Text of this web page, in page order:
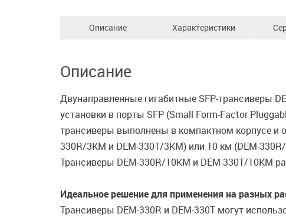
Описание Характеристики
Описание
Двунаправленные гигабитные SFP-трансиверы
установки в порты SFP (Small Form-Factor
трансиверы выполнены в компактном корпусе и
330R/3KM и DEM-330T/3KM) или 10 км (DEM-
Трансиверы DEM-330R/10KM и DEM-330T/10KM
Идеальное решение для применения на разных
Трансиверы DEM-330R и DEM-330T могут